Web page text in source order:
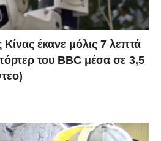
Κίνας έκανε μόλις 7 λεπτά
του BBC μέσα σε 3,5